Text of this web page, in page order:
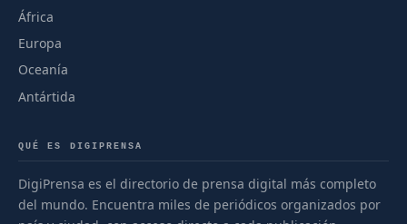
África
Europa
Oceanía
Antártida
QUÉ ES DIGIPRENSA
DigiPrensa es el directorio de prensa digital más completo
del mundo. Encuentra miles de periódicos organizados por